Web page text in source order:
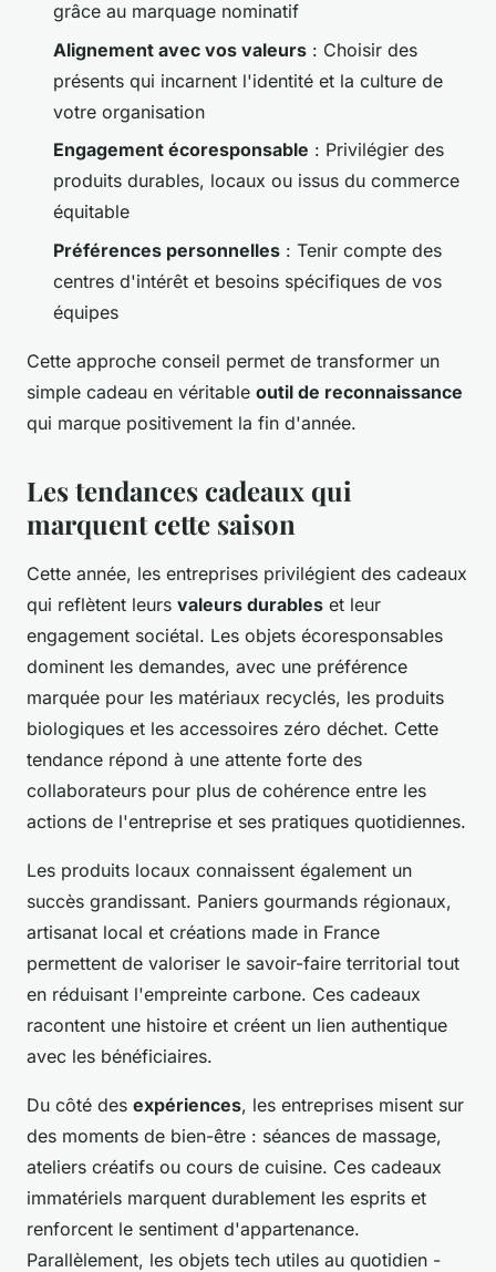
grâce au marquage nominatif
Alignement avec vos valeurs : Choisir des
présents qui incarnent l'identité et la culture de
votre organisation
Engagement écoresponsable : Privilégier des
produits durables, locaux ou issus du commerce
équitable
Préférences personnelles : Tenir compte des
centres d'intérêt et besoins spécifiques de vos
équipes
Cette approche conseil permet de transformer un
simple cadeau en véritable outil de reconnaissance
qui marque positivement la fin d'année.
Les tendances cadeaux qui
marquent cette saison
Cette année, les entreprises privilégient des cadeaux
qui reflètent leurs valeurs durables et leur
engagement sociétal. Les objets écoresponsables
dominent les demandes, avec une préférence
marquée pour les matériaux recyclés, les produits
biologiques et les accessoires zéro déchet. Cette
tendance répond à une attente forte des
collaborateurs pour plus de cohérence entre les
actions de l'entreprise et ses pratiques quotidiennes.
Les produits locaux connaissent également un
succès grandissant. Paniers gourmands régionaux,
artisanat local et créations made in France
permettent de valoriser le savoir-faire territorial tout
en réduisant l'empreinte carbone. Ces cadeaux
racontent une histoire et créent un lien authentique
avec les bénéficiaires.
Du côté des expériences, les entreprises misent sur
des moments de bien-être : séances de massage,
ateliers créatifs ou cours de cuisine. Ces cadeaux
immatériels marquent durablement les esprits et
renforcent le sentiment d'appartenance.
Parallèlement, les objets tech utiles au quotidien -